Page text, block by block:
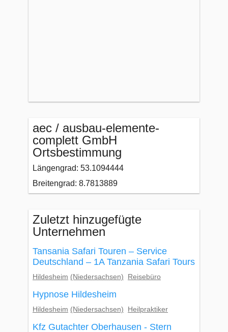
aec / ausbau-elemente-
complett GmbH
Ortsbestimmung
Längengrad: 53.1094444
Breitengrad: 8.7813889
Zuletzt hinzugefügte
Unternehmen
Tansania Safari Touren – Service
Deutschland – 1A Tanzania Safari Tours
Hildesheim (Niedersachsen) Reisebüro
Hypnose Hildesheim
Hildesheim (Niedersachsen) Heilpraktiker
Kfz Gutachter Oberhausen - Stern